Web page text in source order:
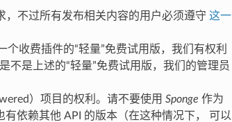
，不过所有发布相关内容的用户必须遵守 这一
收费插件的“轻量”免费试用版，我们有权利
不是上述的“轻量”免费试用版，我们的管理员
）项目的权利。请不要使用 Sponge 作为
依赖其他 API 的版本（在这种情况下， 可以